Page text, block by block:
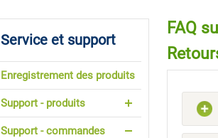
FAQ
Service et support
Enregistrement des produits
Support - produits
Support - commandes